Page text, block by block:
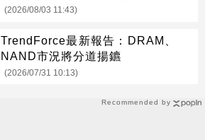
Recommended by
(2026/08/03 11:43)
TrendForce最新報告：DRAM、
NAND市況將分道揚鑣
(2026/07/31 10:13)